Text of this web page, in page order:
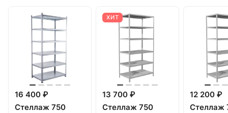
16 400 ₽
Стеллаж 750
ХИТ
13 700 ₽
Стеллаж 750
12 200 ₽
Стеллаж